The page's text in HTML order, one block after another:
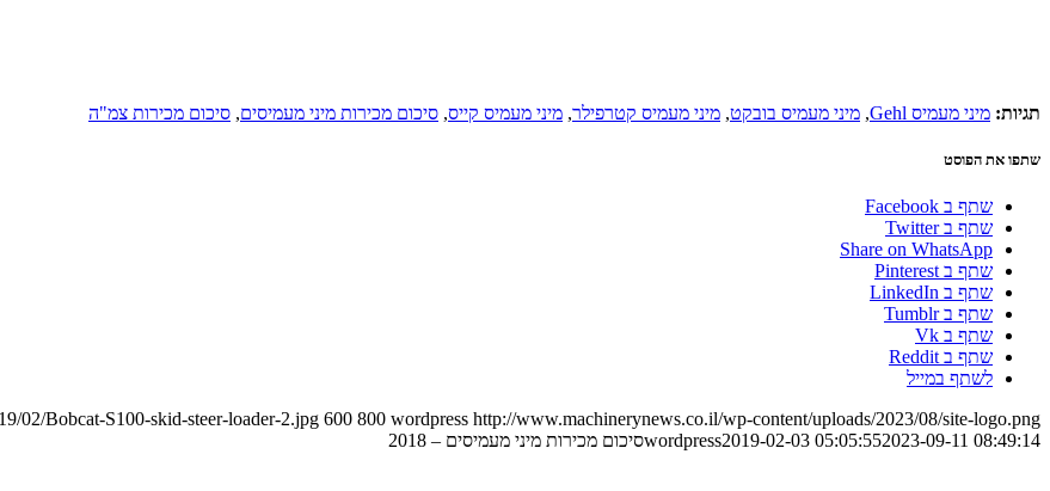
תגיות: מיני מעמיס Gehl , מיני מעמיס בובקט, מיני מעמיס קטרפילר, מיני מעמיס קייס, סיכום מכירות מיני מעמיסים, סיכום מכירות צמ"ה
שתפו את הפוסט
שתף ב Facebook
שתף ב Twitter
Share on WhatsApp
שתף ב Pinterest
שתף ב LinkedIn
שתף ב Tumblr
שתף ב Vk
שתף ב Reddit
לשתף במייל
02/Bobcat-S100-skid-steer-loader-2.jpg 600 800 wordpress http://www.machinerynews.co.il/wp-content/uploads/2023/08/site-logo.png
wordpress2019-02-03 05:05:552023-09-11 08:49:14 סיכום מכירות מיני מעמיסים – 2018